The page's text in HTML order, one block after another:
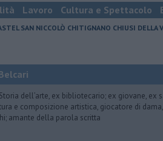
Lavoro Cultura e Spettacolo
SAN NICCOLÒ CHITIGNANO CHIUSI DELLA
dell’arte, ex bibliotecario; ex giovane, ex
e composizione artistica, giocatore di
amante della parola scritta